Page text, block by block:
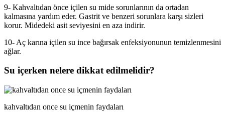
9- Kahvaltıdan önce içilen su mide sorunlarının da ortadan
kalmasına yardım eder. Gastrit ve benzeri sorunlara karşı sizleri
korur. Midedeki asit seviyesini en aza indirir.
10- Aç karına içilen su ince bağırsak enfeksiyonunun temizlenmesini
ağlar.
Su içerken nelere dikkat edilmelidir?
kahvaltıdan once su içmenin faydaları